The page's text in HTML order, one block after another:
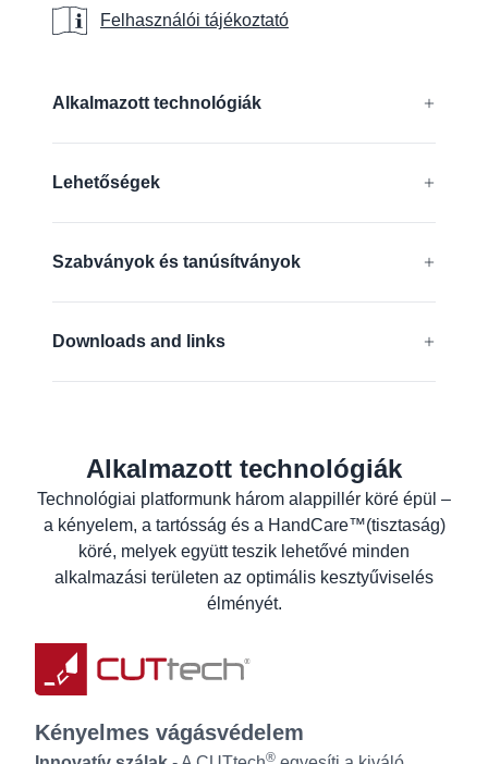
Felhasználói tájékoztató
Felhasználói tájékoztató
Alkalmazott technológiák
GRIPtech®, HandCare
Lehetőségek
Élelmiszerekkel való érintkezés (EU)
Szabványok és tanúsítványok
Tudjon meg többet
Downloads and links
termékről
Biztonsági adatlap
Termék adatlap
Mosási útmutató
Felhasználói tájékoztató
Alkalmazott technológiák
Technológiai platformunk három alappillér köré épül –
a kényelem, a tartósság és a HandCare™(tisztaság)
köré, melyek együtt teszik lehetővé minden
alkalmazási területen az optimális kesztyűviselés
élményét.
Kényelmes vágásvédelem
®